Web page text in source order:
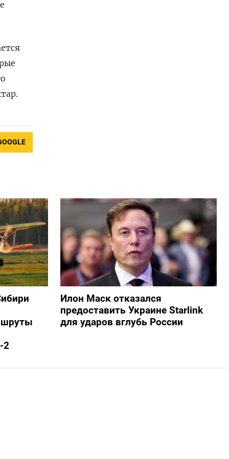
2
Илон Маск отказался
предоставить Украине Starlink
для ударов вглубь России